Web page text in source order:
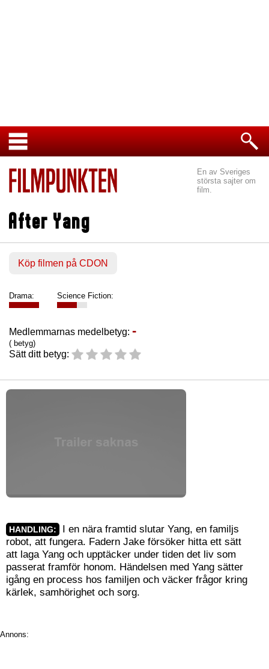
En av Sveriges
största sajter om
film.
After Yang
Köp filmen på CDON
Drama: Science Fiction:
Medlemmarnas medelbetyg: -
( betyg)
Sätt ditt betyg:
HANDLING:
I en nära framtid slutar Yang, en familjs
robot, att fungera. Fadern Jake försöker hitta ett sätt
att laga Yang och upptäcker under tiden det liv som
passerat framför honom. Händelsen med Yang sätter
igång en process hos familjen och väcker frågor kring
kärlek, samhörighet och sorg.
Annons: